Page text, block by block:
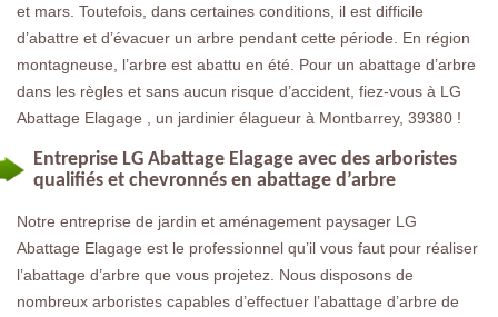
et mars. Toutefois, dans certaines conditions, il est difficile
d’abattre et d’évacuer un arbre pendant cette période. En région
montagneuse, l’arbre est abattu en été. Pour un abattage d’arbre
dans les règles et sans aucun risque d’accident, fiez-vous à LG
Abattage Elagage , un jardinier élagueur à Montbarrey, 39380 !
Entreprise LG Abattage Elagage avec des arboristes
qualifiés et chevronnés en abattage d’arbre
Notre entreprise de jardin et aménagement paysager LG
Abattage Elagage est le professionnel qu’il vous faut pour réaliser
l’abattage d’arbre que vous projetez. Nous disposons de
nombreux arboristes capables d’effectuer l’abattage d’arbre de